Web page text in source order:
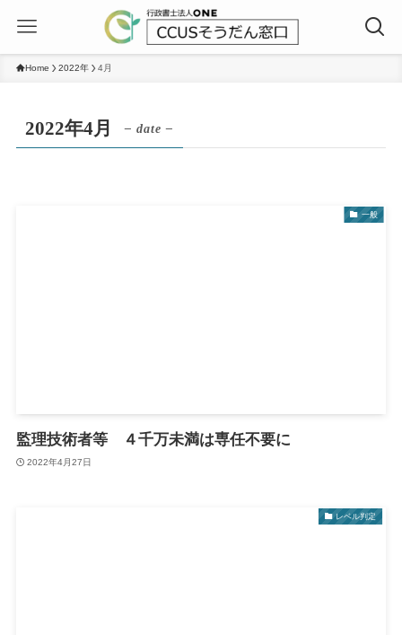
Home 2022年 4月
2022年4月 – date –
一般
監理技術者等 ４千万未満は専任不要に
2022年4月27日
レベル判定